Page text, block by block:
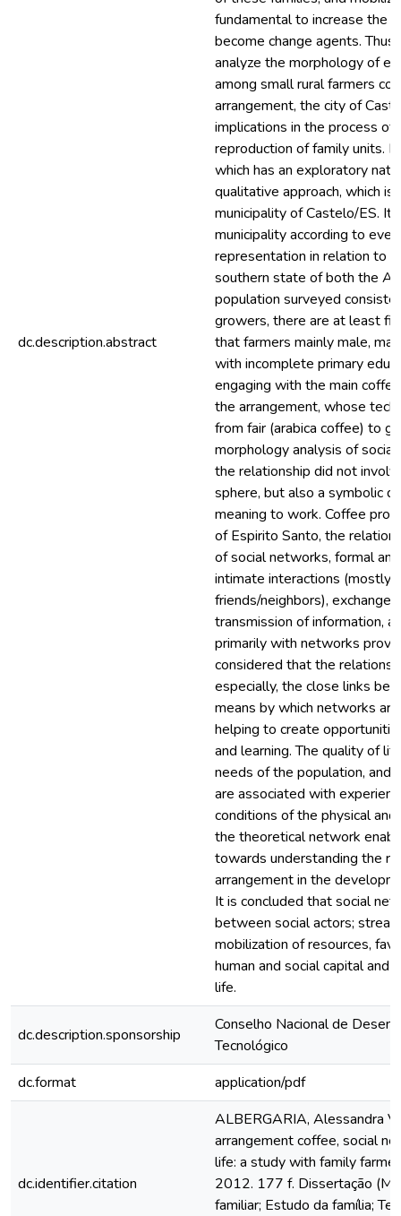
dc.description.abstract
fundamental to increase the
become change agents.
analyze the morphology of
among small rural farmers
arrangement, the city of
implications in the process of
reproduction of family units.
which has an exploratory
qualitative approach, which
municipality of Castelo/ES. It
municipality according to
representation in relation to
southern state of both the
population surveyed
growers, there are at least
that farmers mainly male,
with incomplete primary
engaging with the main
the arrangement, whose
from fair (arabica coffee) to
morphology analysis of
the relationship did not
sphere, but also a symbolic
meaning to work. Coffee
of Espirito Santo, the
of social networks, formal
intimate interactions (mostly
friends/neighbors), exchange
transmission of information,
primarily with networks
considered that the relations
especially, the close links
means by which networks
helping to create
and learning. The quality of
needs of the population, and
are associated with
conditions of the physical and
the theoretical network
towards understanding the
arrangement in the
It is concluded that social
between social actors;
mobilization of resources,
human and social capital
life.
dc.description.sponsorship
Conselho Nacional de
Tecnológico
dc.format
application/pdf
dc.identifier.citation
ALBERGARIA, Alessandra
arrangement coffee, social
life: a study with family
2012. 177 f. Dissertação
familiar; Estudo da família;